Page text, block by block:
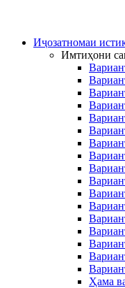
Иҷозатномаи
Имтиҳони
Ҳама